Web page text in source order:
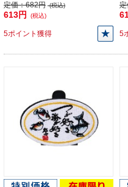
定価：682円 (税込)
613円 (税込)
5ポイント獲得 5